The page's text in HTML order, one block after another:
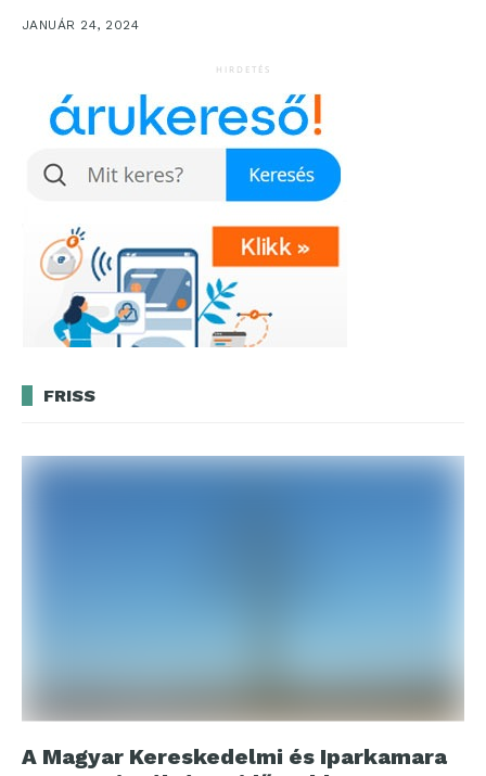
JANUÁR 24, 2024
HIRDETÉS
FRISS
A Magyar Kereskedelmi és Iparkamara